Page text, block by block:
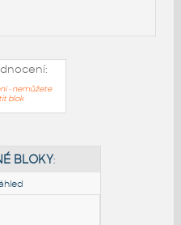
- nemůžete
blok